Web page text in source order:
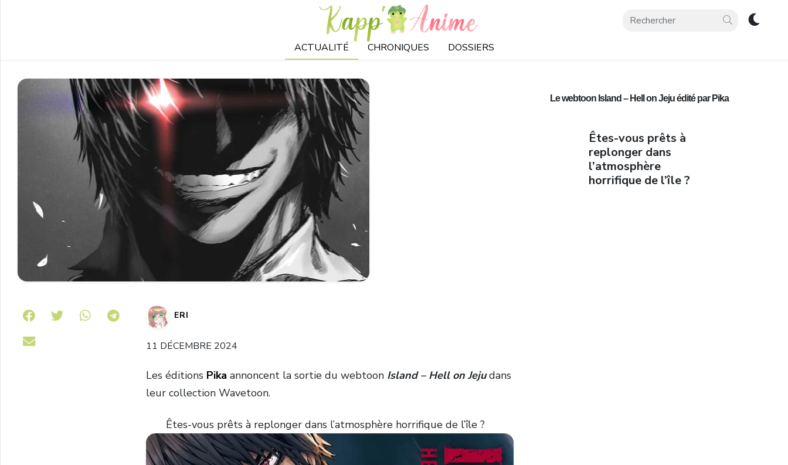
ACTUALITÉ CHRONIQUES DOSSIERS
ERI
11 DÉCEMBRE 2024
Les éditions Pika annoncent la sortie du webtoon Island – Hell on Jejudans
leur collection Wavetoon.
Êtes-vous prêts à replonger dans l’atmosphère horrifique de l’île ?
Share on Telegram
Le webtoon Island – Hell on Jeju édité par Pika
Êtes-vous prêts à
replonger dans
l’atmosphère
horrifique de l’île ?